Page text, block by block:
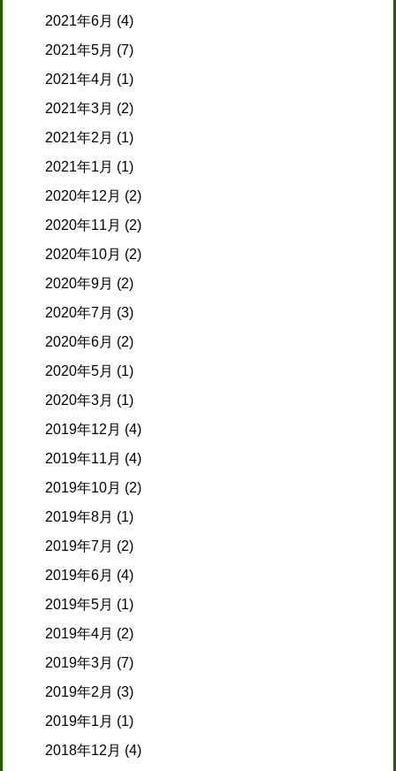
2021年6月 (4)
2021年5月 (7)
2021年4月 (1)
2021年3月 (2)
2021年2月 (1)
2021年1月 (1)
2020年12月 (2)
2020年11月 (2)
2020年10月 (2)
2020年9月 (2)
2020年7月 (3)
2020年6月 (2)
2020年5月 (1)
2020年3月 (1)
2019年12月 (4)
2019年11月 (4)
2019年10月 (2)
2019年8月 (1)
2019年7月 (2)
2019年6月 (4)
2019年5月 (1)
2019年4月 (2)
2019年3月 (7)
2019年2月 (3)
2019年1月 (1)
2018年12月 (4)